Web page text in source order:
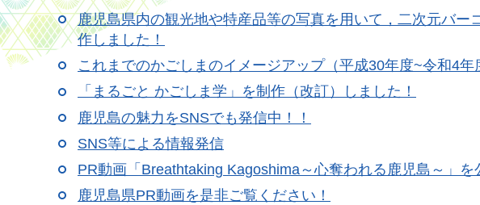
鹿児島県内の観光地や特産品等の写真を用いて，二次元バ
作しました！
これまでのかごしまのイメージアップ（平成30年度~令和4年
「まるごと かごしま学」を制作（改訂）しました！
鹿児島の魅力をSNSでも発信中！！
SNS等による情報発信
PR動画「Breathtaking Kagoshima～心奪われる鹿児島～」を
鹿児島県PR動画を是非ご覧ください！